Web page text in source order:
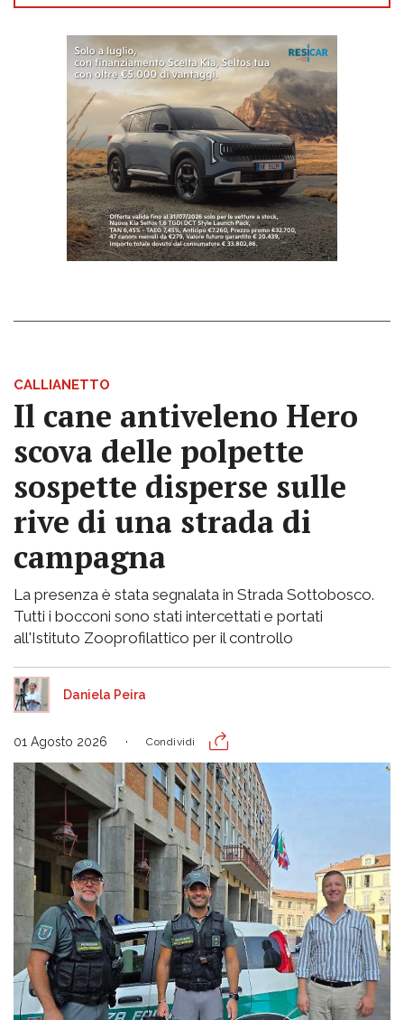
CALLIANETTO
Il cane antiveleno Hero
scova delle polpette
sospette disperse sulle
rive di una strada di
campagna
La presenza è stata segnalata in Strada Sottobosco.
Tutti i bocconi sono stati intercettati e portati
all'Istituto Zooprofilattico per il controllo
Daniela Peira
01 Agosto 2026 Condividi